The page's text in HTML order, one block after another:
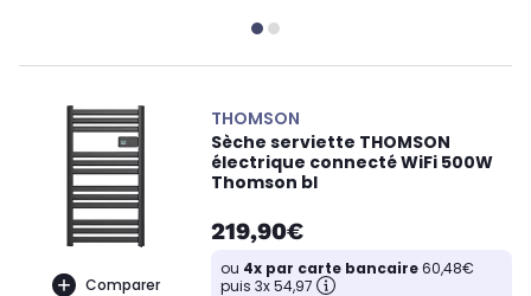
Comparer
THOMSON
Sèche serviette THOMSON
électrique connecté WiFi 500W
Thomson bl
219,90€
ou 4x par carte bancaire60,48€
puis 3x 54,97